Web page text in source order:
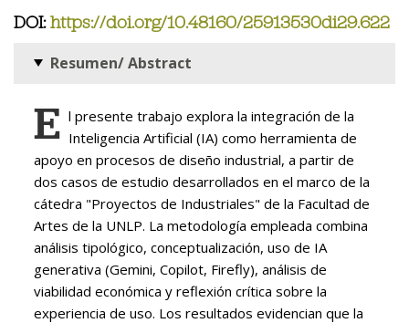
DOI: https://doi.org/10.48160/25913530di29.622
Resumen/ Abstract
E l presente trabajo explora la integración de la
Inteligencia Artificial (IA) como herramienta de
apoyo en procesos de diseño industrial, a partir de
dos casos de estudio desarrollados en el marco de la
cátedra "Proyectos de Industriales" de la Facultad de
Artes de la UNLP. La metodología empleada combina
análisis tipológico, conceptualización, uso de IA
generativa (Gemini, Copilot, Firefly), análisis de
viabilidad económica y reflexión crítica sobre la
experiencia de uso. Los resultados evidencian que la